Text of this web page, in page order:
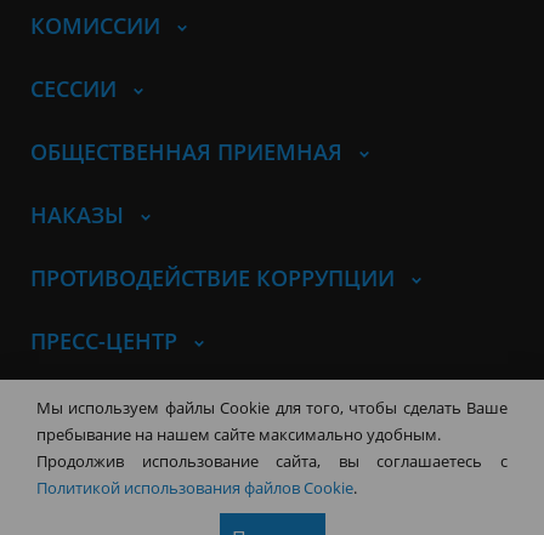
КОМИССИИ
СЕССИИ
ОБЩЕСТВЕННАЯ ПРИЕМНАЯ
НАКАЗЫ
ПРОТИВОДЕЙСТВИЕ КОРРУПЦИИ
ПРЕСС-ЦЕНТР
© Совет депутатов города
НовосибирскаКонтакты Карта сайта
630099, г. Новосибирск, Красный
проспект, 34
Мы используем файлы Cookie для того, чтобы сделать Ваше
пребывание на нашем сайте максимально удобным.
Продолжив использование сайта, вы соглашаетесь с
Политикой использования файлов Cookie.